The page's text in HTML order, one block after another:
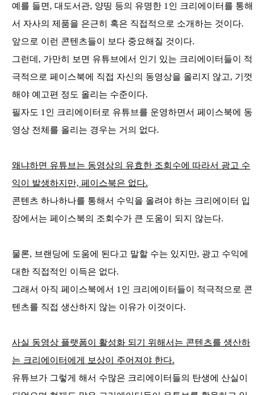
예를 들면, 대도서관, 양띵 등의 유명한 1인 크리에이터를 통해
서 자사의 제품을 은근히 혹은 직접적으로 소개하는 것이다.
앞으로 이런 콘텐츠들이 보다 중요해질 것이다.
그런데, 가만히 보면 유튜브에서 인기 있는 크리에이터들이 적
극적으로 페이스북에 직접 자신의 동영상을 올리지 않고, 기껏
해야 예고편 정도 올리는 수준이다.
필자도 1인 크리에이터로 유튜브를 운영하면서 페이스북에 동
영상 전체를 올리는 경우는 거의 없다.
왜냐하면 유튜브는 동영상의 유효한 조회수에 따라서 광고 수
익이 발생하지만, 페이스북은 없다.
콘텐츠 하나하나를 통해서 수익을 올려야 하는 크리에이터 입
장에서는 페이스북의 조회수가 큰 도움이 되지 않는다.
물론, 브랜딩에 도움에 된다고 말할 수는 있지만, 광고 수익에
대한 직접적인 이득은 없다.
그래서 아직 페이스북에서 1인 크리에이터들이 적극적으로 콘
텐츠를 직접 생산하지 않는 이유가 이것이다.
사실 동영상 플랫폼이 활성화 되기 위해서는 콘텐츠를 생산하
는 크리에이터에게 보상이 주어져야 한다.
유튜브가 그렇게 해서 수많은 크리에이터들의 탄생에 산실이